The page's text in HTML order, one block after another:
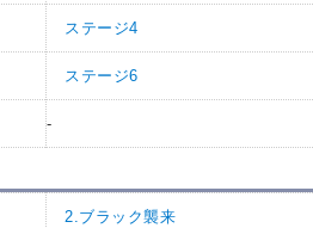
ステージ4
ステージ6
-
2.ブラック襲来